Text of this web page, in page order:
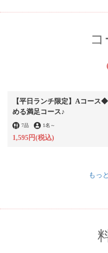
コ
【平日ランチ限定】Aコー
める満足コース♪
7品 1名 ～
1,595円(税込)
もっ